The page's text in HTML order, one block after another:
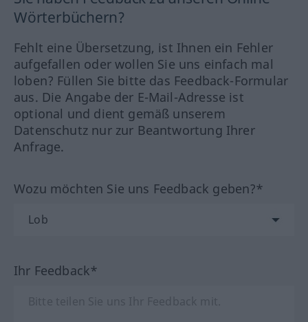
Wörterbüchern?
Fehlt eine Übersetzung, ist Ihnen ein Fehler
aufgefallen oder wollen Sie uns einfach mal
loben? Füllen Sie bitte das Feedback-Formular
aus. Die Angabe der E-Mail-Adresse ist
optional und dient gemäß unserem
Datenschutz nur zur Beantwortung Ihrer
Anfrage.
Wozu möchten Sie uns Feedback geben?*
Ihr Feedback*